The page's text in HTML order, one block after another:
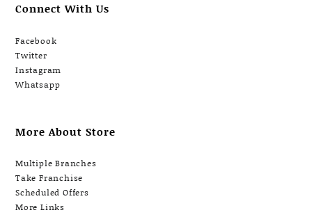
Connect With Us
Facebook
Twitter
Instagram
Whatsapp
More About Store
Multiple Branches
Take Franchise
Scheduled Offers
More Links